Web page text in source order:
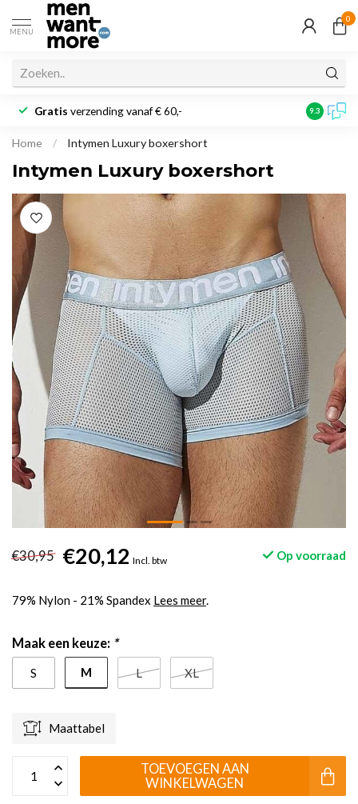
MENU
0
Gratis verzending vanaf € 60,- 9.3
Home / Intymen Luxury boxershort
Intymen Luxury boxershort
€30,95 €20,12 Incl. btw Op voorraad
79% Nylon - 21% Spandex Lees meer.
Maak een keuze: *
S M L XL
Maattabel
TOEVOEGEN AAN
WINKELWAGEN